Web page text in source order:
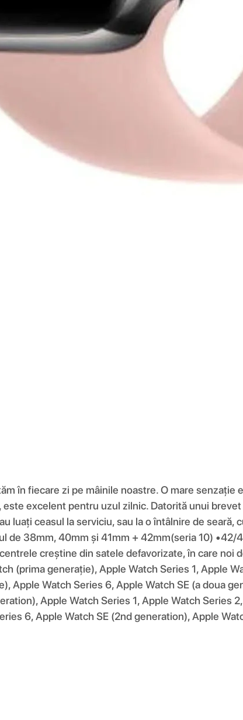
în fiecare zi pe mâinile noastre. O mare senzație
excelent pentru uzul zilnic. Datorită unui
luați ceasul la serviciu, sau la o întâlnire de seară,
de 38mm, 40mm și 41mm + 42mm(seria 10)
creștine din satele defavorizate, în care noi
(prima generație), Apple Watch Series 1, Apple
Apple Watch Series 6, Apple Watch SE (a doua
Apple Watch Series 1, Apple Watch Series
6, Apple Watch SE (2nd generation), Apple